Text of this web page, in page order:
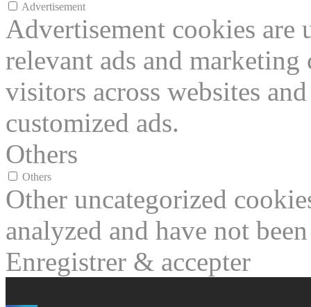
Advertisement
Advertisement cookies
relevant ads and
visitors across websites
customized ads.
Others
Others
Other uncategorized
analyzed and have not
Enregistrer & accepter